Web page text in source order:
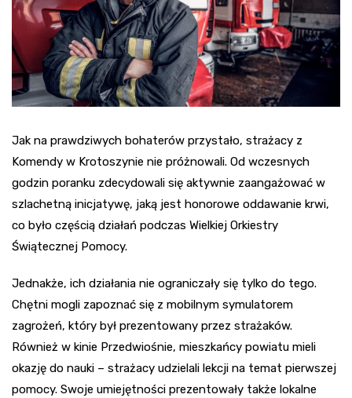
Jak na prawdziwych bohaterów przystało, strażacy z
Komendy w Krotoszynie nie próżnowali. Od wczesnych
godzin poranku zdecydowali się aktywnie zaangażować w
szlachetną inicjatywę, jaką jest honorowe oddawanie krwi,
co było częścią działań podczas Wielkiej Orkiestry
Świątecznej Pomocy.
Jednakże, ich działania nie ograniczały się tylko do tego.
Chętni mogli zapoznać się z mobilnym symulatorem
zagrożeń, który był prezentowany przez strażaków.
Również w kinie Przedwiośnie, mieszkańcy powiatu mieli
okazję do nauki – strażacy udzielali lekcji na temat pierwszej
pomocy. Swoje umiejętności prezentowały także lokalne